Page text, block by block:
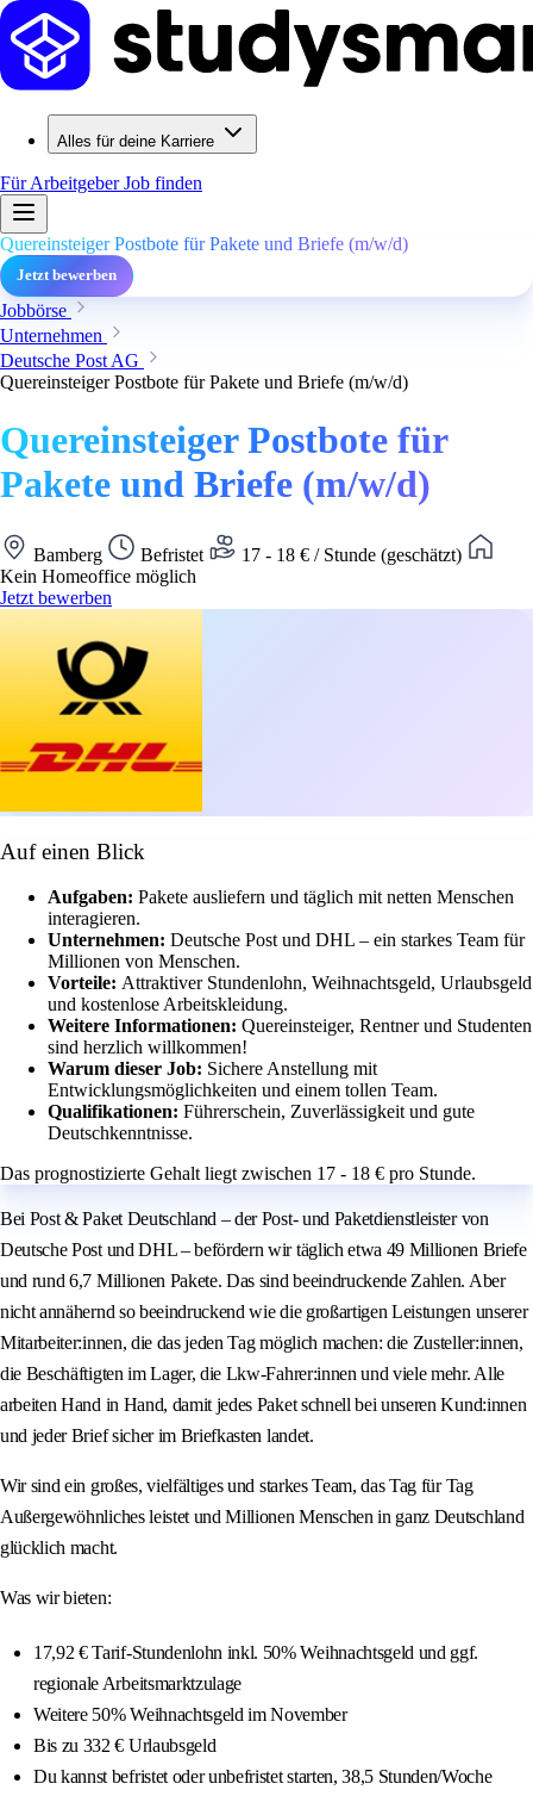
Alles für deine Karriere
Für ArbeitgeberJob finden
Quereinsteiger Postbote für Pakete und Briefe (m/w/d)
Jetzt bewerben
Jobbörse
Unternehmen
Deutsche Post AG
Quereinsteiger Postbote für Pakete und Briefe (m/w/d)
Quereinsteiger Postbote für
Pakete und Briefe (m/w/d)
Bamberg Befristet
17 - 18 € / Stunde (geschätzt)
Kein Homeoffice möglich
Jetzt bewerben
Auf einen Blick
Aufgaben: Pakete ausliefern und täglich mit netten Menschen
interagieren.
Unternehmen: Deutsche Post und DHL – ein starkes Team für
Millionen von Menschen.
Vorteile: Attraktiver Stundenlohn, Weihnachtsgeld, Urlaubsgeld
und kostenlose Arbeitskleidung.
Weitere Informationen: Quereinsteiger, Rentner und Studenten
sind herzlich willkommen!
Warum dieser Job: Sichere Anstellung mit
Entwicklungsmöglichkeiten und einem tollen Team.
Qualifikationen: Führerschein, Zuverlässigkeit und gute
Deutschkenntnisse.
Das prognostizierte Gehalt liegt zwischen 17 - 18 € pro Stunde.
Bei Post & Paket Deutschland – der Post- und Paketdienstleister von
Deutsche Post und DHL – befördern wir täglich etwa 49 Millionen Briefe
und rund 6,7 Millionen Pakete. Das sind beeindruckende Zahlen. Aber
nicht annähernd so beeindruckend wie die großartigen Leistungen unserer
Mitarbeiter:innen, die das jeden Tag möglich machen: die Zusteller:innen,
die Beschäftigten im Lager, die Lkw-Fahrer:innen und viele mehr. Alle
arbeiten Hand in Hand, damit jedes Paket schnell bei unseren Kund:innen
und jeder Brief sicher im Briefkasten landet.
Wir sind ein großes, vielfältiges und starkes Team, das Tag für Tag
Außergewöhnliches leistet und Millionen Menschen in ganz Deutschland
glücklich macht.
Was wir bieten:
17,92 € Tarif-Stundenlohn inkl. 50% Weihnachtsgeld und ggf.
regionale Arbeitsmarktzulage
Weitere 50% Weihnachtsgeld im November
Bis zu 332 € Urlaubsgeld
Du kannst befristet oder unbefristet starten, 38,5 Stunden/Woche